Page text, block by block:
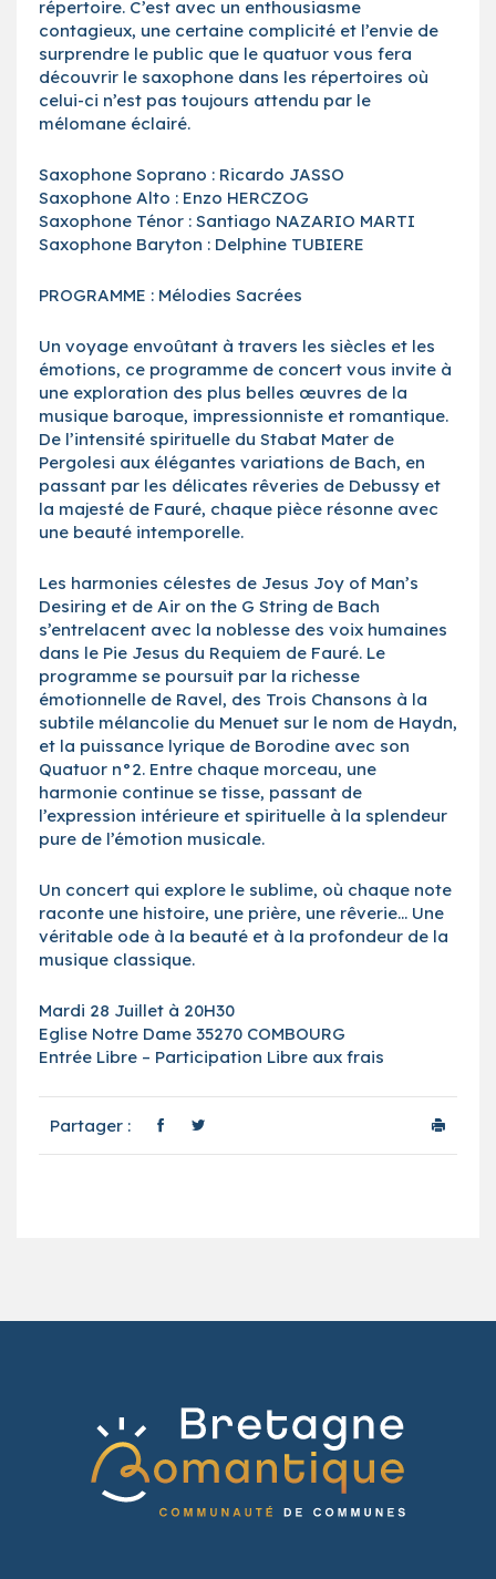
répertoire. C’est avec un enthousiasme
contagieux, une certaine complicité et l’envie de
surprendre le public que le quatuor vous fera
découvrir le saxophone dans les répertoires où
celui-ci n’est pas toujours attendu par le
mélomane éclairé.
Saxophone Soprano : Ricardo JASSO
Saxophone Alto : Enzo HERCZOG
Saxophone Ténor : Santiago NAZARIO MARTI
Saxophone Baryton : Delphine TUBIERE
PROGRAMME : Mélodies Sacrées
Un voyage envoûtant à travers les siècles et les
émotions, ce programme de concert vous invite à
une exploration des plus belles œuvres de la
musique baroque, impressionniste et romantique.
De l’intensité spirituelle du Stabat Mater de
Pergolesi aux élégantes variations de Bach, en
passant par les délicates rêveries de Debussy et
la majesté de Fauré, chaque pièce résonne avec
une beauté intemporelle.
Les harmonies célestes de Jesus Joy of Man’s
Desiring et de Air on the G String de Bach
s’entrelacent avec la noblesse des voix humaines
dans le Pie Jesus du Requiem de Fauré. Le
programme se poursuit par la richesse
émotionnelle de Ravel, des Trois Chansons à la
subtile mélancolie du Menuet sur le nom de Haydn,
et la puissance lyrique de Borodine avec son
Quatuor n°2. Entre chaque morceau, une
harmonie continue se tisse, passant de
l’expression intérieure et spirituelle à la splendeur
pure de l’émotion musicale.
Un concert qui explore le sublime, où chaque note
raconte une histoire, une prière, une rêverie… Une
véritable ode à la beauté et à la profondeur de la
musique classique.
Mardi 28 Juillet à 20H30
Eglise Notre Dame 35270 COMBOURG
Entrée Libre – Participation Libre aux frais
Partager :